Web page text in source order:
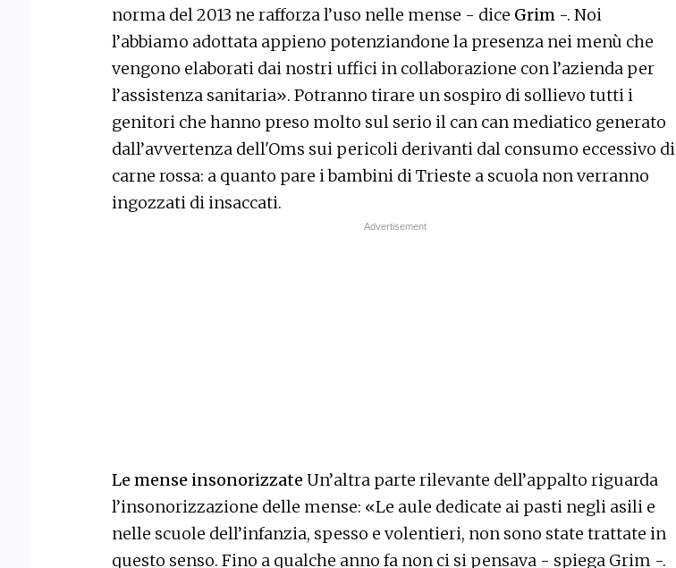
norma del 2013 ne rafforza l’uso nelle mense - dice Grim -. Noi
l’abbiamo adottata appieno potenziandone la presenza nei menù che
vengono elaborati dai nostri uffici in collaborazione con l’azienda per
l’assistenza sanitaria». Potranno tirare un sospiro di sollievo tutti i
genitori che hanno preso molto sul serio il can can mediatico generato
dall’avvertenza dell'Oms sui pericoli derivanti dal consumo eccessivo di
carne rossa: a quanto pare i bambini di Trieste a scuola non verranno
ingozzati di insaccati.
Le mense insonorizzate Un’altra parte rilevante dell’appalto riguarda
l’insonorizzazione delle mense: «Le aule dedicate ai pasti negli asili e
nelle scuole dell’infanzia, spesso e volentieri, non sono state trattate in
questo senso. Fino a qualche anno fa non ci si pensava - spiega Grim -.